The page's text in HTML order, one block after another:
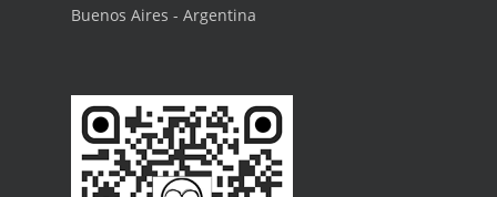
Buenos Aires - Argentina